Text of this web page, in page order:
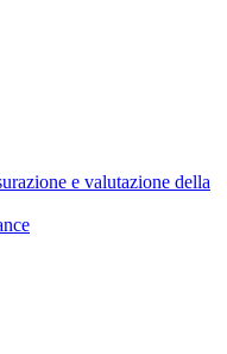
e valutazione della